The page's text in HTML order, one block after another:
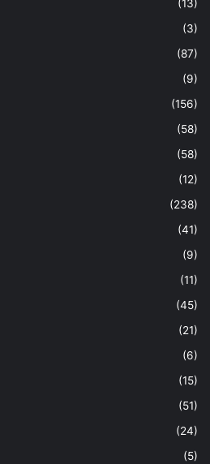
(13)
(3)
(87)
(9)
(156)
(58)
(58)
(12)
(238)
(41)
(9)
(11)
(45)
(21)
(6)
(15)
(51)
(24)
(5)